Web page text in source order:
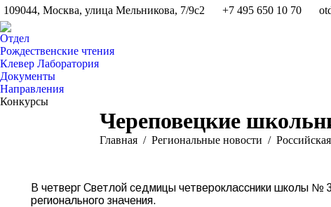
109044, Москва, улица Мельникова, 7/9с2 +7 495 650 10 70
Отдел
Рождественские чтения
Клевер Лаборатория
Документы
Направления
Конкурсы
Череповецкие
Вы здесь:
Главная Pегиональные новости
В четверг Светлой седмицы четвероклассники школы №
регионального значения.